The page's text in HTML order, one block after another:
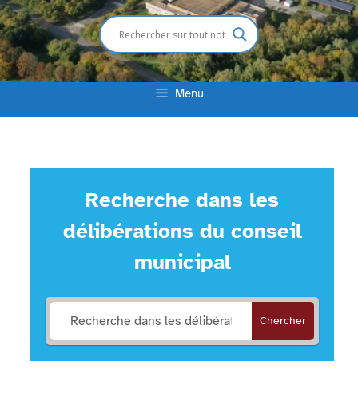
Menu
Recherche dans les
délibérations du conseil
municipal
Chercher